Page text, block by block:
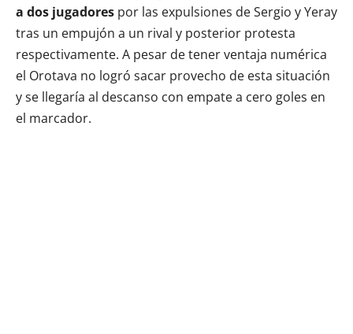
a dos jugadores por las expulsiones de Sergio y Yeray
tras un empujón a un rival y posterior protesta
respectivamente. A pesar de tener ventaja numérica
el Orotava no logró sacar provecho de esta situación
y se llegaría al descanso con empate a cero goles en
el marcador.